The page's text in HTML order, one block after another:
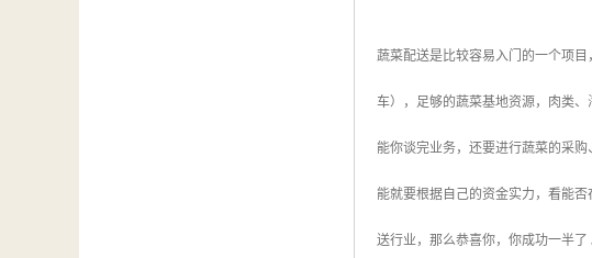
蔬菜配送是比较容易入门的一个项
车），足够的蔬菜基地资源，肉类
能你谈完业务，还要进行蔬菜的采
能就要根据自己的资金实力，看能
送行业，那么恭喜你，你成功一半了